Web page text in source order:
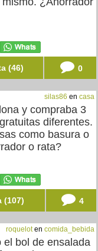
(46) 0
silas86 en casa
y compraba 3
diferentes.
como basura o
o rata?
(107) 4
roqueloten comida_bebida
el bol de ensalada